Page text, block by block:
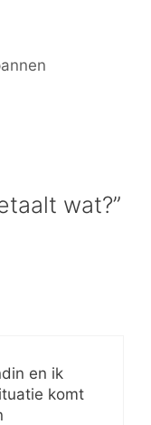
wat?”
en ik
komt